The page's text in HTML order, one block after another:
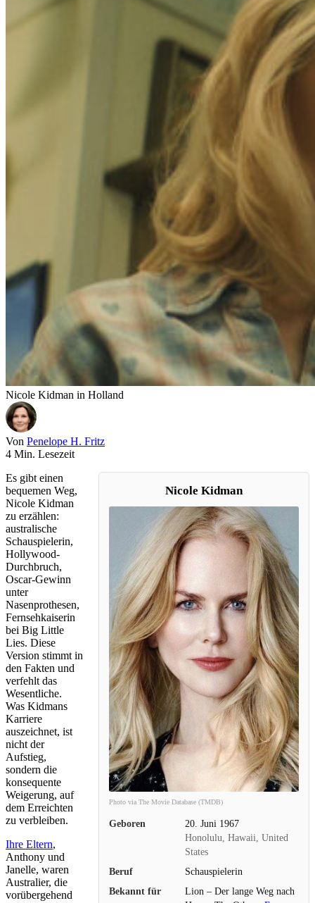
Nicole Kidman in Holland
Von Penelope H. Fritz
4 Min. Lesezeit
Nicole Kidman
Photo via The Movie Database (TMDB)
Geboren
20. Juni 1967
Honolulu, Hawaii, United
States
Beruf
Schauspielerin
Bekannt für
Lion – Der lange Weg nach
Es gibt einen
bequemen Weg,
Nicole Kidman
zu erzählen:
australische
Schauspielerin,
Hollywood-
Durchbruch,
Oscar-Gewinn
unter
Nasenprothesen,
Fernsehkaiserin
bei Big Little
Lies. Diese
Version stimmt in
den Fakten und
verfehlt das
Wesentliche.
Was Kidmans
Karriere
auszeichnet, ist
nicht der
Aufstieg,
sondern die
konsequente
Weigerung, auf
dem Erreichten
zu verbleiben.
Ihre Eltern,
Anthony und
Janelle, waren
Australier, die
vorübergehend